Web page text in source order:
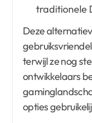
traditionele
Deze
terwijl ze nog
ontwikkelaars
opties